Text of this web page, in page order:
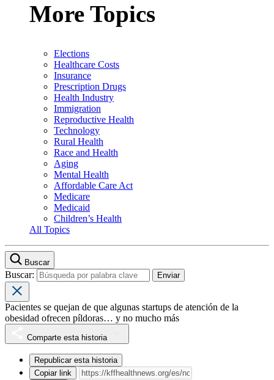
More Topics
Elections
Healthcare Costs
Insurance
Prescription Drugs
Health Industry
Immigration
Reproductive Health
Technology
Rural Health
Race and Health
Aging
Mental Health
Affordable Care Act
Medicare
Medicaid
Children’s Health
All Topics
Buscar
Buscar:
Pacientes se quejan de que algunas startups de atención de la
obesidad ofrecen píldoras… y no mucho más
Comparte esta historia
Republicar esta historia
Copiar link